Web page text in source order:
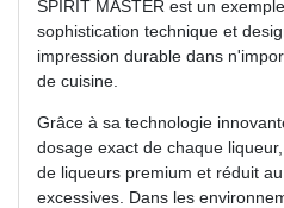
SPIRIT MASTER est un
sophistication technique et
impression durable dans
de cuisine.
Grâce à sa technologie
dosage exact de chaque
de liqueurs premium et réduit
excessives. Dans les